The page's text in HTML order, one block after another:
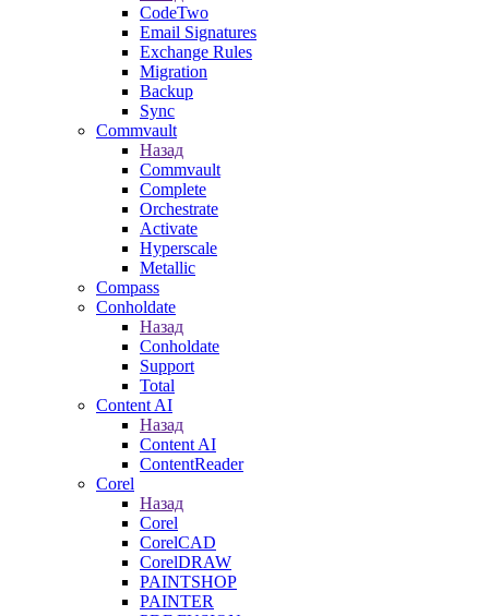
CodeTwo
Email Signatures
Exchange Rules
Migration
Backup
Sync
Commvault
Назад
Commvault
Complete
Orchestrate
Activate
Hyperscale
Metallic
Compass
Conholdate
Назад
Conholdate
Support
Total
Content AI
Назад
Content AI
ContentReader
Corel
Назад
Corel
CorelCAD
CorelDRAW
PAINTSHOP
PAINTER